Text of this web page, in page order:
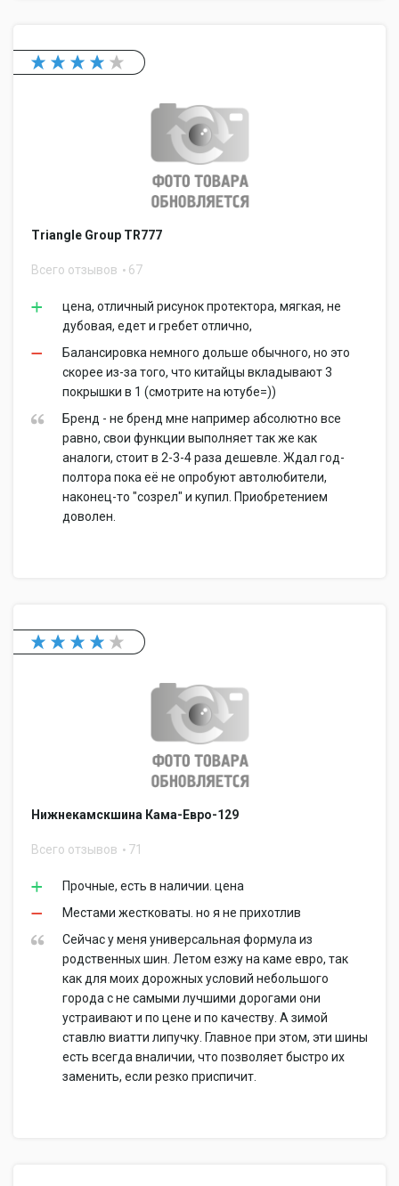
Triangle Group TR777
Всего отзывов 67
цена, отличный рисунок протектора, мягкая, не
дубовая, едет и гребет отлично,
Балансировка немного дольше обычного, но это
скорее из-за того, что китайцы вкладывают 3
покрышки в 1 (смотрите на ютубе=))
Бренд - не бренд мне например абсолютно все
равно, свои функции выполняет так же как
аналоги, стоит в 2-3-4 раза дешевле. Ждал год-
полтора пока её не опробуют автолюбители,
наконец-то "созрел" и купил. Приобретением
доволен.
Нижнекамскшина Кама-Евро-129
Всего отзывов 71
Прочные, есть в наличии. цена
Местами жестковаты. но я не прихотлив
Сейчас у меня универсальная формула из
родственных шин. Летом езжу на каме евро, так
как для моих дорожных условий небольшого
города с не самыми лучшими дорогами они
устраивают и по цене и по качеству. А зимой
ставлю виатти липучку. Главное при этом, эти шины
есть всегда вналичии, что позволяет быстро их
заменить, если резко приспичит.